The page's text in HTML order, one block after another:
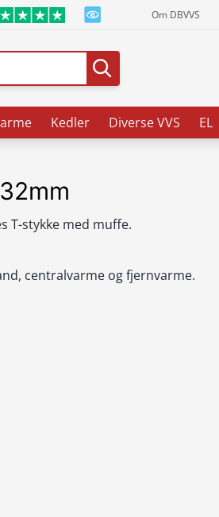
Om DBVVS
Kedler Diverse VVS EL
T-stykke med muffe.
centralvarme og fjernvarme.